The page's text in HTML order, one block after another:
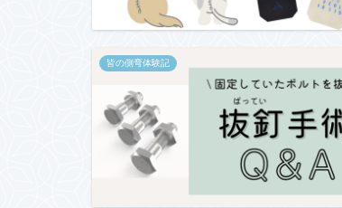
皆の側弯体験記